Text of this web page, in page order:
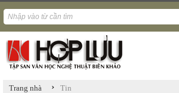
Trang nhà › Tin